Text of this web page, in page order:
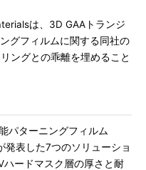
は、3D GAAトランジ
グフィルムに関する同社の
ングとの乖離を埋めること
パターニングフィルム
発表した7つのソリューショ
ハードマスク層の厚さと耐